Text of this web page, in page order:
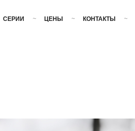
СЕРИИ ЦЕНЫ КОНТАКТЫ